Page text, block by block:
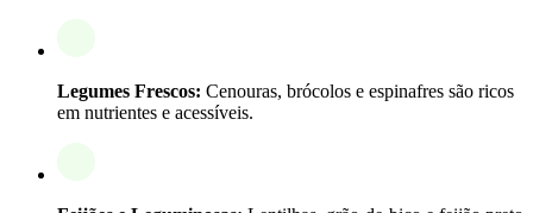
Legumes Frescos: Cenouras, brócolos e espinafres são ricos
em nutrientes e acessíveis.